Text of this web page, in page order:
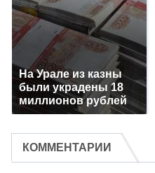
На Урале из казны
были украдены 18
миллионов рублей
КОММЕНТАРИИ